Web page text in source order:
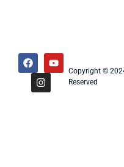
Copyright ©
Reserved